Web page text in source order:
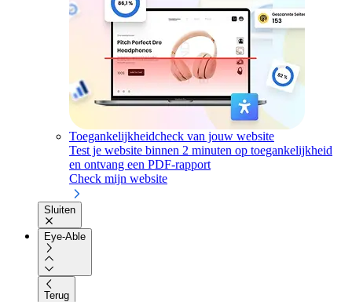
Toegankelijkheidcheck van jouw website
Test je website binnen 2 minuten op toegankelijkheid
en ontvang een PDF-rapport
Check mijn website
Sluiten
Eye-Able
Terug